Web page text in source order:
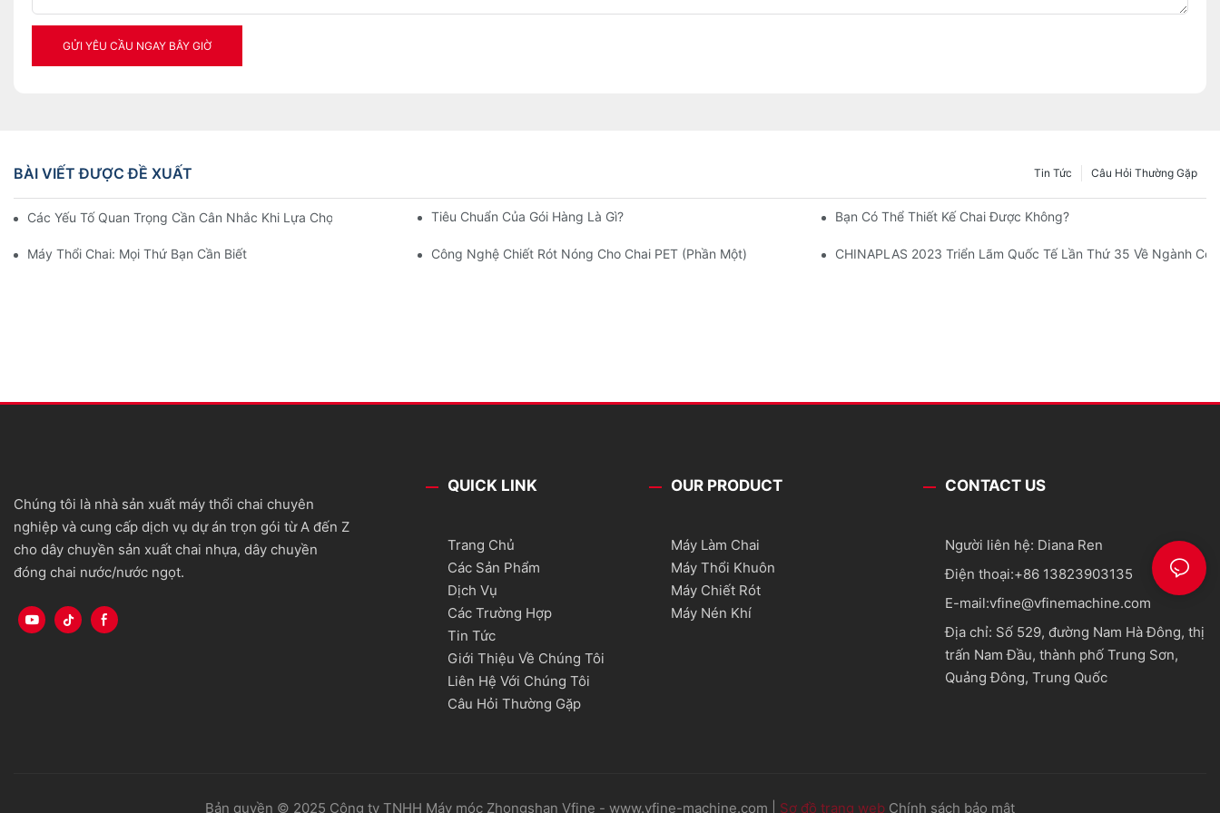
GỬI YÊU CẦU NGAY BÂY GIỜ
BÀI VIẾT ĐƯỢC ĐỀ XUẤT Câu Hỏi Thường Gặp
Tin Tức
Các Yếu Tố Quan Trọng Cần Cân Nhắc Khi Lựa Chọn Máy ISBM, SBM Hoặc EBM Cho Sản Phẩm Của Bạn.
Tiêu Chuẩn Của Gói Hàng Là Gì? Bạn Có Thể Thiết Kế Chai Được Không?
Máy Thổi Chai: Mọi Thứ Bạn Cần Biết Công Nghệ Chiết Rót Nóng Cho Chai PET (phần Một) CHINAPLAS 2023 Triển Lãm Quốc Tế Lần Thứ 35 Về Ngành
Chúng tôi là nhà sản xuất máy thổi chai chuyên
nghiệp và cung cấp dịch vụ dự án trọn gói từ A đến Z
cho dây chuyền sản xuất chai nhựa, dây chuyền
đóng chai nước/nước ngọt.
QUICK LINK
Trang Chủ
Các Sản Phẩm
Dịch Vụ
Các Trường Hợp
Tin Tức
Giới Thiệu Về Chúng Tôi
Liên Hệ Với Chúng Tôi
Câu Hỏi Thường Gặp
OUR PRODUCT
Máy Làm Chai
Máy Thổi Khuôn
Máy Chiết Rót
Máy Nén Khí
CONTACT US
Người liên hệ: Diana Ren
Điện thoại:+86 13823903135
E-mail:vfine@vfinemachine.com
Địa chỉ: Số 529, đường Nam Hà Đông, thị
trấn Nam Đầu, thành phố Trung Sơn,
Quảng Đông, Trung Quốc
Bản quyền © 2025 Công ty TNHH Máy móc Zhongshan Vfine - www.vfine-machine.com | Sơ đồ trang web Chính sách bảo mật